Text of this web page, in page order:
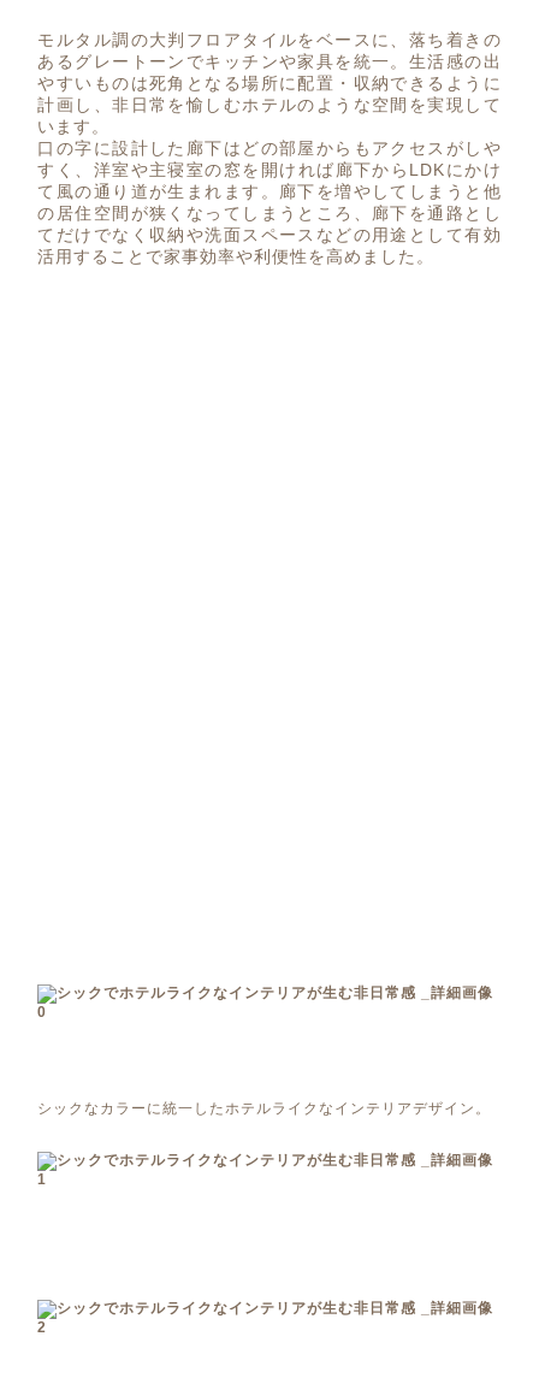
モルタル調の大判フロアタイルをベースに、落ち着きの
あるグレートーンでキッチンや家具を統一。生活感の出
やすいものは死角となる場所に配置・収納できるように
計画し、非日常を愉しむホテルのような空間を実現して
います。
口の字に設計した廊下はどの部屋からもアクセスがしや
すく、洋室や主寝室の窓を開ければ廊下からLDKにかけ
て風の通り道が生まれます。廊下を増やしてしまうと他
の居住空間が狭くなってしまうところ、廊下を通路とし
てだけでなく収納や洗面スペースなどの用途として有効
活用することで家事効率や利便性を高めました。
シックなカラーに統一したホテルライクなインテリアデザイン。